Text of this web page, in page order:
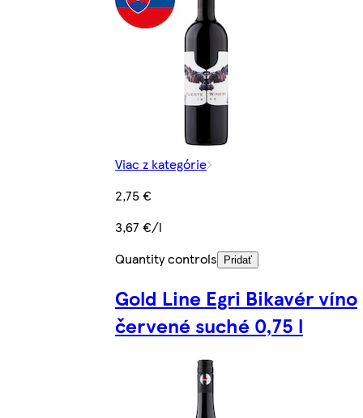
Viac z kategórie
2,75 €
3,67 €/l
Quantity controls
Pridať
Gold Line Egri Bikavér víno
červené suché 0,75 l